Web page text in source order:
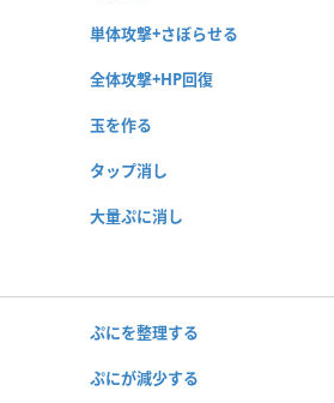
単体攻撃+さぼらせる
全体攻撃+HP回復
玉を作る
タップ消し
大量ぷに消し
ぷにを整理する
ぷにが減少する